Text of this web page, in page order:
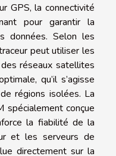
GPS, la connectivité
pour garantir la
données. Selon les
peut utiliser les
réseaux satellites
qu’il s’agisse
régions isolées. La
spécialement conçue
la fiabilité de la
et les serveurs de
directement sur la